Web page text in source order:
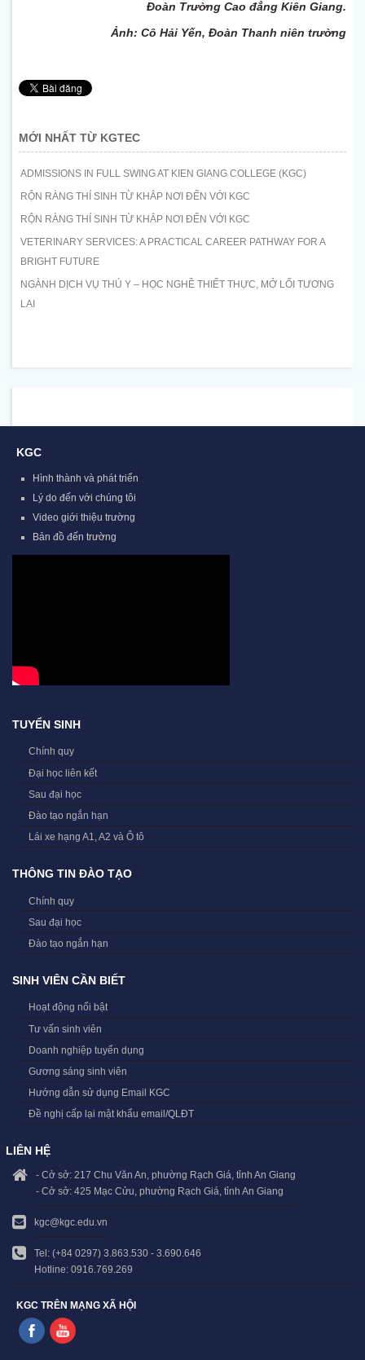
Đoàn Trường Cao đẳng Kiên Giang.
Ảnh: Cô Hải Yến, Đoàn Thanh niên trường
MỚI NHẤT TỪ KGTEC
ADMISSIONS IN FULL SWING AT KIEN GIANG COLLEGE (KGC)
RỘN RÀNG THÍ SINH TỪ KHẮP NƠI ĐẾN VỚI KGC
RỘN RÀNG THÍ SINH TỪ KHẮP NƠI ĐẾN VỚI KGC
VETERINARY SERVICES: A PRACTICAL CAREER PATHWAY FOR A
BRIGHT FUTURE
NGÀNH DỊCH VỤ THÚ Y – HỌC NGHỀ THIẾT THỰC, MỞ LỐI TƯƠNG
LAI
KGC
Hình thành và phát triển
Lý do đến với chúng tôi
Video giới thiệu trường
Bản đồ đến trường
TUYỂN SINH
Chính quy
Đại học liên kết
Sau đại học
Đào tạo ngắn hạn
Lái xe hạng A1, A2 và Ô tô
THÔNG TIN ĐÀO TẠO
Chính quy
Sau đại học
Đào tạo ngắn hạn
SINH VIÊN CẦN BIẾT
Hoạt động nổi bật
Tư vấn sinh viên
Doanh nghiệp tuyển dụng
Gương sáng sinh viên
Hướng dẫn sử dụng Email KGC
Đề nghị cấp lại mật khẩu email/QLĐT
LIÊN HỆ
- Cở sở: 217 Chu Văn An, phường Rạch Giá, tỉnh An Giang
- Cở sở: 425 Mạc Cửu, phường Rạch Giá, tỉnh An Giang
kgc@kgc.edu.vn
Tel: (+84 0297) 3.863.530 - 3.690.646
Hotline: 0916.769.269
KGC TRÊN MẠNG XÃ HỘI